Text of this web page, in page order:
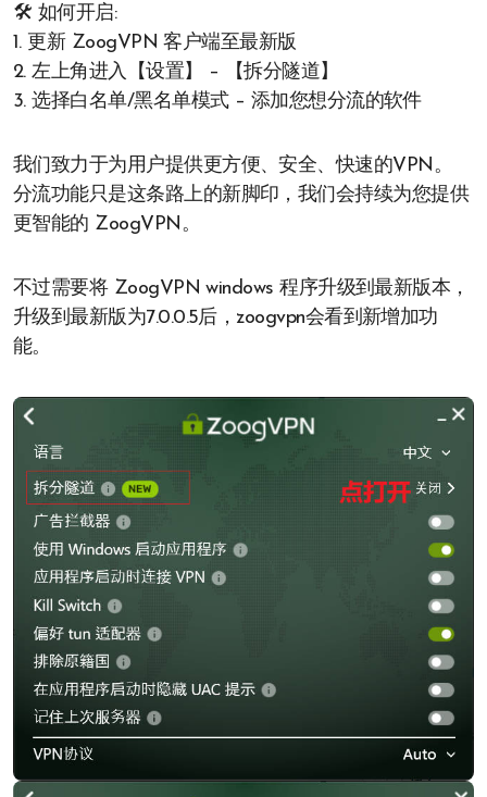
🛠️ 如何开启:
1. 更新 ZoogVPN 客户端至最新版
2. 左上角进入【设置】 – 【拆分隧道】
3. 选择白名单/黑名单模式 – 添加您想分流的软件
我们致力于为用户提供更方便、安全、快速的VPN。
分流功能只是这条路上的新脚印，我们会持续为您提供
更智能的 ZoogVPN。
不过需要将 ZoogVPN windows 程序升级到最新版本，
升级到最新版为7.0.0.5后，zoogvpn会看到新增加功
能。